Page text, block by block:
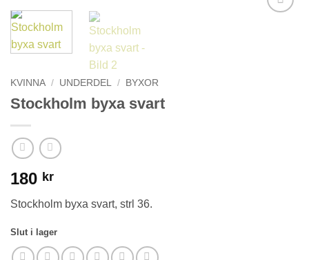
KVINNA / UNDERDEL / BYXOR
Stockholm byxa svart
180 kr
Stockholm byxa svart, strl 36.
Slut i lager